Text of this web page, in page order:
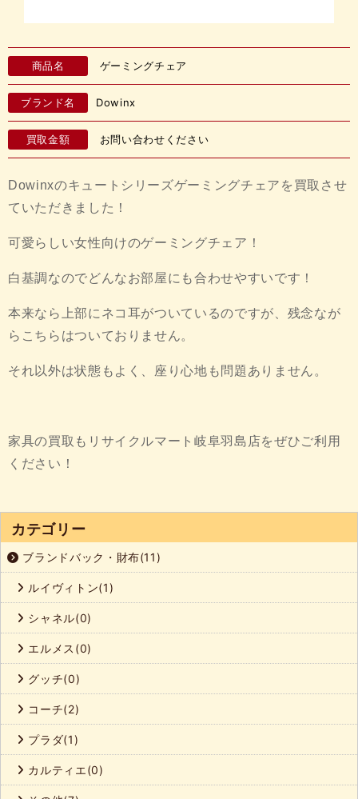
商品名 ゲーミングチェア
ブランド名 Dowinx
買取金額 お問い合わせください
Dowinxのキュートシリーズゲーミングチェアを買取させ
ていただきました！
可愛らしい女性向けのゲーミングチェア！
白基調なのでどんなお部屋にも合わせやすいです！
本来なら上部にネコ耳がついているのですが、残念なが
らこちらはついておりません。
それ以外は状態もよく、座り心地も問題ありません。
家具の買取もリサイクルマート岐阜羽島店をぜひご利用
ください！
カテゴリー
ブランドバック・財布(11)
ルイヴィトン(1)
シャネル(0)
エルメス(0)
グッチ(0)
コーチ(2)
プラダ(1)
カルティエ(0)